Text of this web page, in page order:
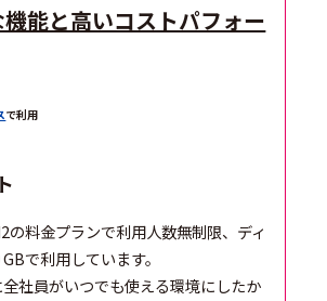
能と高いコストパフォー
で利用
料金プランで利用人数無制限、ディ
で利用しています。
社員がいつでも使える環境にしたか